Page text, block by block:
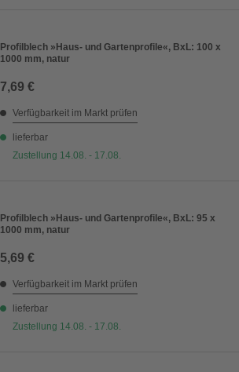
Profilblech »Haus- und Gartenprofile«, BxL: 100 x
1000 mm, natur
7,69 €
Verfügbarkeit im Markt prüfen
lieferbar
Zustellung 14.08. - 17.08.
Profilblech »Haus- und Gartenprofile«, BxL: 95 x
1000 mm, natur
5,69 €
Verfügbarkeit im Markt prüfen
lieferbar
Zustellung 14.08. - 17.08.